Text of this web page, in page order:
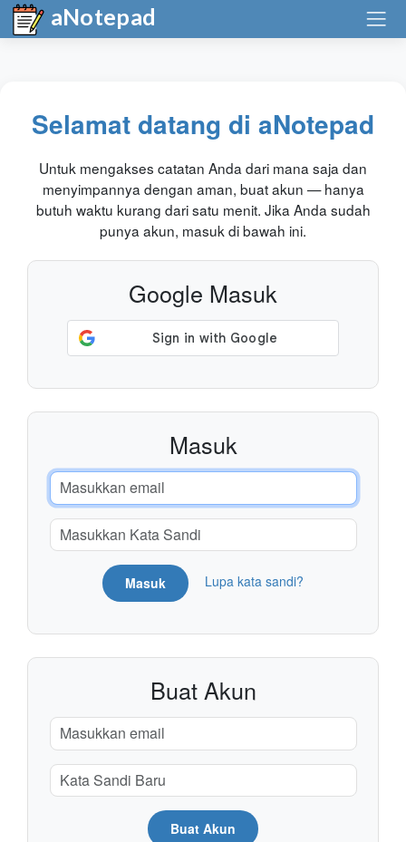
aNotepad
Selamat datang di aNotepad
Untuk mengakses catatan Anda dari mana saja dan
menyimpannya dengan aman, buat akun — hanya
butuh waktu kurang dari satu menit. Jika Anda sudah
punya akun, masuk di bawah ini.
Google Masuk
Masuk
Masuk Lupa kata sandi?
Buat Akun
Buat Akun